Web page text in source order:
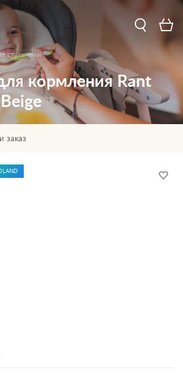
стульчики
кормления Rant
заказ